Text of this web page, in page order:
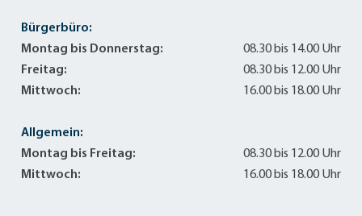
Bürgerbüro:
Montag bis Donnerstag:
08.30 bis 14.00 Uhr
Freitag:
08.30 bis 12.00 Uhr
Mittwoch:
16.00 bis 18.00 Uhr
Allgemein:
Montag bis Freitag:
08.30 bis 12.00 Uhr
Mittwoch:
16.00 bis 18.00 Uhr